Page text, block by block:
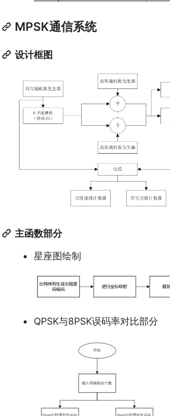
MPSK通信系统
设计框图
主函数部分
星座图绘制
QPSK与8PSK误码率对比部分